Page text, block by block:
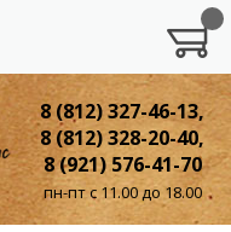
8 (812) 327-46-13,
8 (812) 328-20-40,
8 (921) 576-41-70
пн-пт с 11.00 до 18.00